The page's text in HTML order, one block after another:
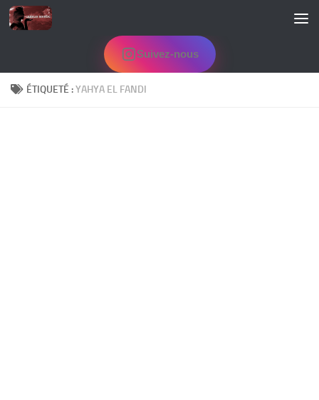
Skip to content
Suivez-nous
ÉTIQUETÉ :YAHYA EL FANDI